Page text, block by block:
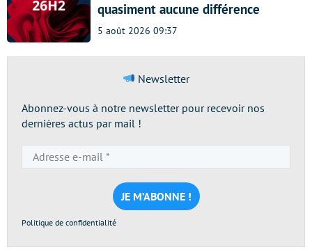
quasiment aucune différence
5 août 2026 09:37
Newsletter
Abonnez-vous à notre newsletter pour recevoir nos
dernières actus par mail !
e-
mail
*
Politique de confidentialité